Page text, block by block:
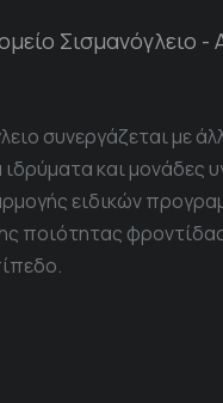
Σισμανόγλειο -
συνεργάζεται με
ιδρύματα και μονάδες
ειδικών
ποιότητας